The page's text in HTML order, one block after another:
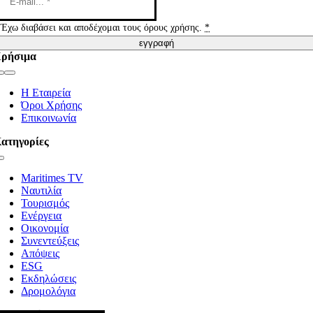
Έχω διαβάσει και αποδέχομαι τους όρους χρήσης.*
εγγραφή
Η Εταιρεία
Όροι Χρήσης
Επικοινωνία
Maritimes TV
Ναυτιλία
Τουρισμός
Ενέργεια
Οικονομία
Συνεντεύξεις
Απόψεις
ESG
Εκδηλώσεις
Δρομολόγια